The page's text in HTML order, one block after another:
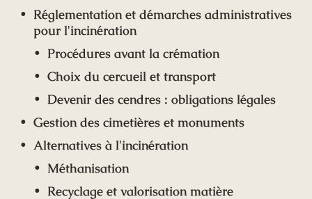
Réglementation et démarches administratives
pour l'incinération
Procédures avant la crémation
Choix du cercueil et transport
Devenir des cendres : obligations légales
Gestion des cimetières et monuments
Alternatives à l'incinération
Méthanisation
Recyclage et valorisation matière